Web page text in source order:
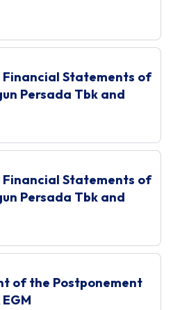
Statements of
Persada Tbk and
Statements of
Persada Tbk and
of the Postponement